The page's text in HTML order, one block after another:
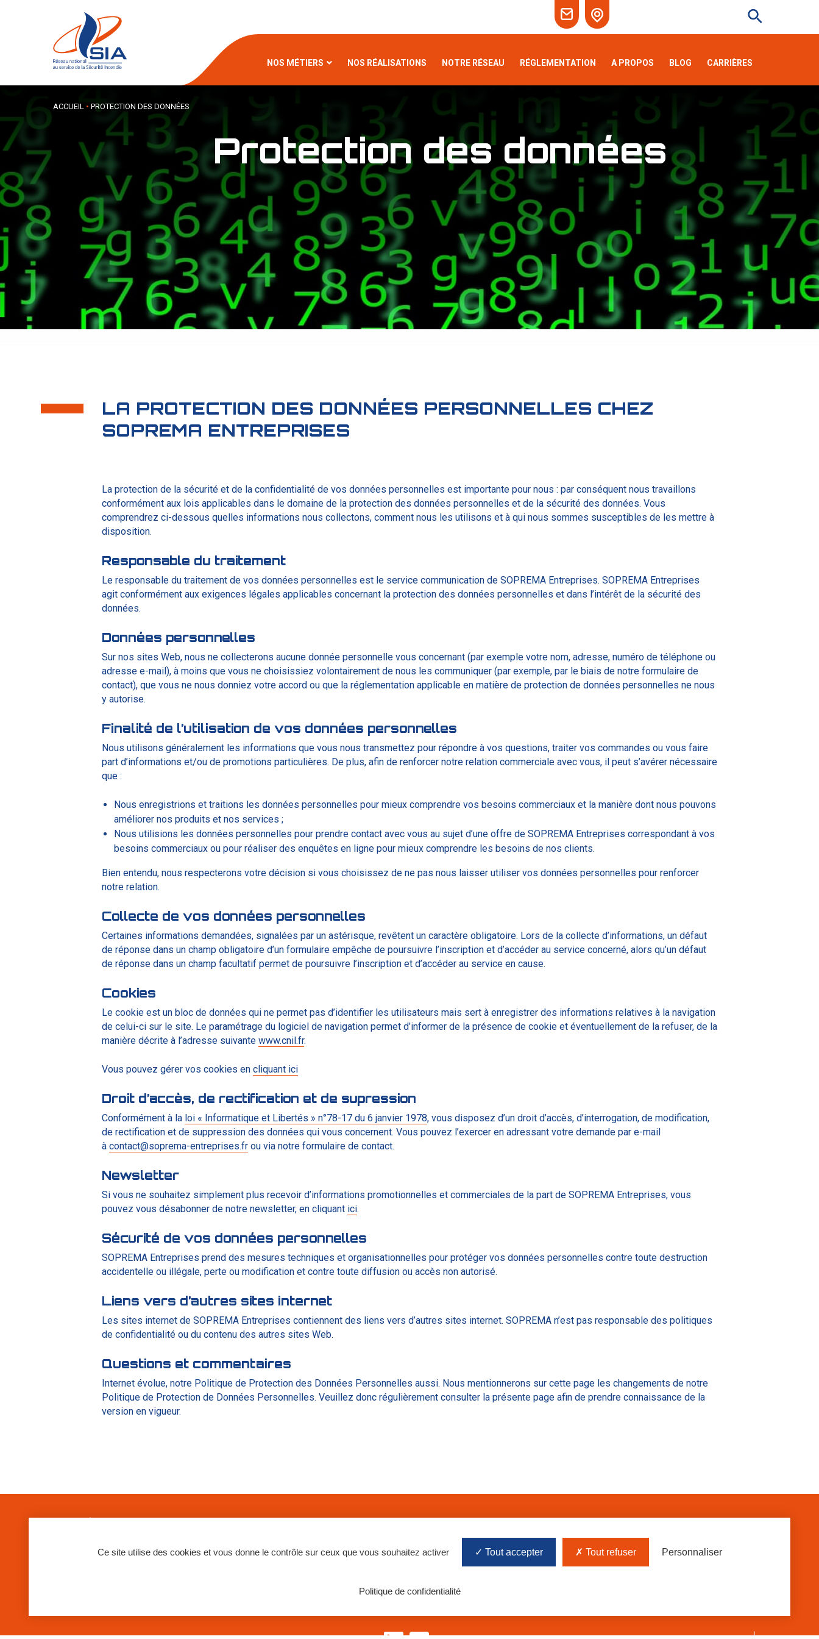
NOS MÉTIERS NOS RÉALISATIONS NOTRE RÉSEAU RÉGLEMENTATION A PROPOS BLOG CARRIÈRES
ACCUEIL • PROTECTION DES DONNÉES
Protection des données
LA PROTECTION DES DONNÉES PERSONNELLES CHEZ
SOPREMA ENTREPRISES
La protection de la sécurité et de la confidentialité de vos données personnelles est importante pour nous : par conséquent nous travaillons
conformément aux lois applicables dans le domaine de la protection des données personnelles et de la sécurité des données. Vous
comprendrez ci-dessous quelles informations nous collectons, comment nous les utilisons et à qui nous sommes susceptibles de les mettre à
disposition.
Responsable du traitement
Le responsable du traitement de vos données personnelles est le service communication de SOPREMA Entreprises. SOPREMA Entreprises
agit conformément aux exigences légales applicables concernant la protection des données personnelles et dans l’intérêt de la sécurité des
données.
Données personnelles
Sur nos sites Web, nous ne collecterons aucune donnée personnelle vous concernant (par exemple votre nom, adresse, numéro de téléphone ou
adresse e-mail), à moins que vous ne choisissiez volontairement de nous les communiquer (par exemple, par le biais de notre formulaire de
contact), que vous ne nous donniez votre accord ou que la réglementation applicable en matière de protection de données personnelles ne nous
y autorise.
Finalité de l’utilisation de vos données personnelles
Nous utilisons généralement les informations que vous nous transmettez pour répondre à vos questions, traiter vos commandes ou vous faire
part d’informations et/ou de promotions particulières. De plus, afin de renforcer notre relation commerciale avec vous, il peut s’avérer nécessaire
que :
Nous enregistrions et traitions les données personnelles pour mieux comprendre vos besoins commerciaux et la manière dont nous pouvons
améliorer nos produits et nos services ;
Nous utilisions les données personnelles pour prendre contact avec vous au sujet d’une offre de SOPREMA Entreprises correspondant à vos
besoins commerciaux ou pour réaliser des enquêtes en ligne pour mieux comprendre les besoins de nos clients.
Bien entendu, nous respecterons votre décision si vous choisissez de ne pas nous laisser utiliser vos données personnelles pour renforcer
notre relation.
Collecte de vos données personnelles
Certaines informations demandées, signalées par un astérisque, revêtent un caractère obligatoire. Lors de la collecte d’informations, un défaut
de réponse dans un champ obligatoire d’un formulaire empêche de poursuivre l’inscription et d’accéder au service concerné, alors qu’un défaut
de réponse dans un champ facultatif permet de poursuivre l’inscription et d’accéder au service en cause.
Cookies
Le cookie est un bloc de données qui ne permet pas d’identifier les utilisateurs mais sert à enregistrer des informations relatives à la navigation
de celui-ci sur le site. Le paramétrage du logiciel de navigation permet d’informer de la présence de cookie et éventuellement de la refuser, de la
manière décrite à l’adresse suivante www.cnil.fr.
Vous pouvez gérer vos cookies en cliquant ici
Droit d’accès, de rectification et de supression
Conformément à la loi « Informatique et Libertés » n°78-17 du 6 janvier 1978, vous disposez d’un droit d’accès, d’interrogation, de modification,
de rectification et de suppression des données qui vous concernent. Vous pouvez l’exercer en adressant votre demande par e-mail
à contact@soprema-entreprises.fr ou via notre formulaire de contact.
Newsletter
Si vous ne souhaitez simplement plus recevoir d’informations promotionnelles et commerciales de la part de SOPREMA Entreprises, vous
pouvez vous désabonner de notre newsletter, en cliquant ici.
Sécurité de vos données personnelles
SOPREMA Entreprises prend des mesures techniques et organisationnelles pour protéger vos données personnelles contre toute destruction
accidentelle ou illégale, perte ou modification et contre toute diffusion ou accès non autorisé.
Liens vers d’autres sites internet
Les sites internet de SOPREMA Entreprises contiennent des liens vers d’autres sites internet. SOPREMA n’est pas responsable des politiques
de confidentialité ou du contenu des autres sites Web.
Questions et commentaires
Internet évolue, notre Politique de Protection des Données Personnelles aussi. Nous mentionnerons sur cette page les changements de notre
Politique de Protection de Données Personnelles. Veuillez donc régulièrement consulter la présente page afin de prendre connaissance de la
version en vigueur.
25, rue Condorcet – BP 63
01 30 40 74 25 Mentions légales
Ce site utilise des cookies et vous donne le contrôle sur ceux que vous souhaitez activer Tout accepter Tout refuser Personnaliser
Politique de confidentialité